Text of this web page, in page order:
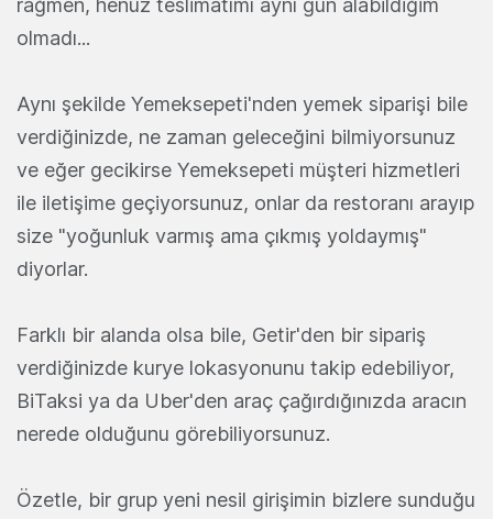
rağmen, henüz teslimatımı aynı gün alabildiğim
olmadı...
Aynı şekilde Yemeksepeti'nden yemek siparişi bile
verdiğinizde, ne zaman geleceğini bilmiyorsunuz
ve eğer gecikirse Yemeksepeti müşteri hizmetleri
ile iletişime geçiyorsunuz, onlar da restoranı arayıp
size "yoğunluk varmış ama çıkmış yoldaymış"
diyorlar.
Farklı bir alanda olsa bile, Getir'den bir sipariş
verdiğinizde kurye lokasyonunu takip edebiliyor,
BiTaksi ya da Uber'den araç çağırdığınızda aracın
nerede olduğunu görebiliyorsunuz.
Özetle, bir grup yeni nesil girişimin bizlere sunduğu